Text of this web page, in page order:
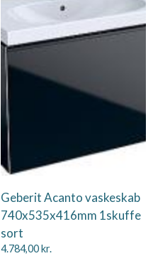
Geberit Acanto vaskeskab
740x535x416mm 1skuffe
sort
4.784,00kr.